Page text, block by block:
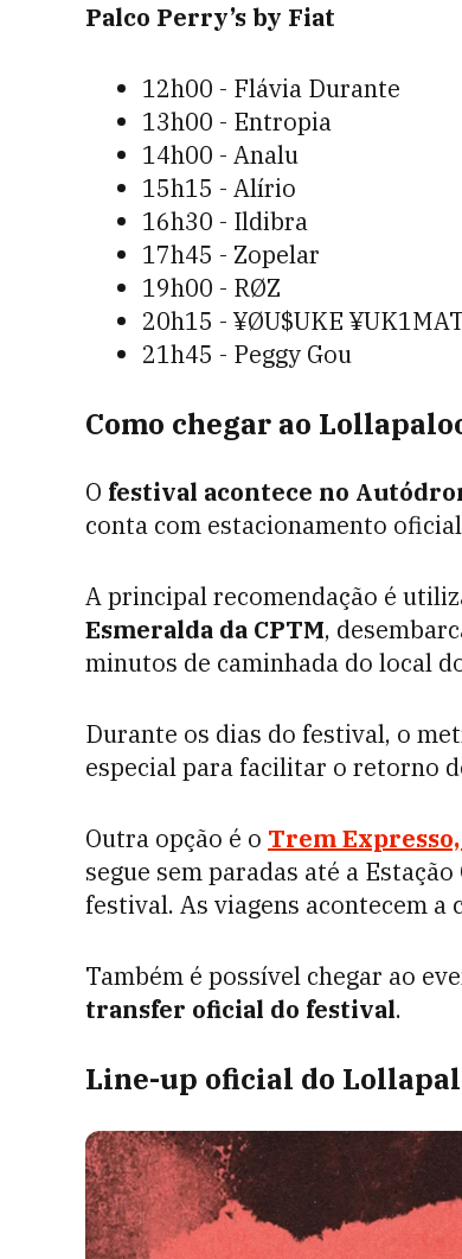
Palco Perry’s by Fiat
12h00 - Flávia Durante
13h00 - Entropia
14h00 - Analu
15h15 - Alírio
16h30 - Ildibra
17h45 - Zopelar
19h00 - RØZ
20h15 - ¥ØU$UKE
21h45 - Peggy Gou
Como chegar ao
O festival acontece no
conta com estacionamento
A principal recomendação é
Esmeralda da CPTM,
minutos de caminhada do local
Durante os dias do festival, o
especial para facilitar o retorno
Outra opção é o Trem
segue sem paradas até a
festival. As viagens acontecem a
Também é possível chegar ao
transfer oficial do festival.
Line-up oficial do